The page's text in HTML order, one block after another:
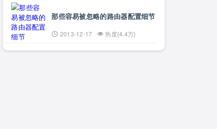
那些容易被忽略的路由器配置细节
2013-12-17 热度{4.4万}